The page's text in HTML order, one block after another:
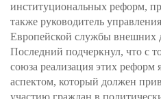
институциональных реформ,
также руководитель
Европейской службы внешних
Последний подчеркнул, что с
союза реализация этих реформ
аспектом, который должен
участию граждан в